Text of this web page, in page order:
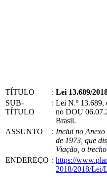
TÍTULO : Lei 13.689/
SUB-
TÍTULO
: Lei N.º 13.689,
no DOU
Brasil.
ASSUNTO
: Inclui no Anexo
de 1973, que
Viação, o
ENDEREÇO : https://
2018/2018/Lei/